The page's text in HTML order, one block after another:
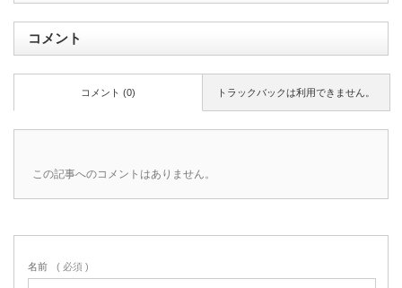
コメント
トラックバックは利用できません。
コメント (0)
この記事へのコメントはありません。
名前 ( 必須 )